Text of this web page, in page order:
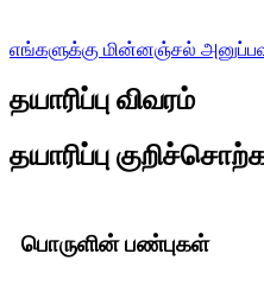
எங்களுக்கு மின்னஞ்சல்
தயாரிப்பு விவரம்
தயாரிப்பு
பொருளின் பண்புகள்